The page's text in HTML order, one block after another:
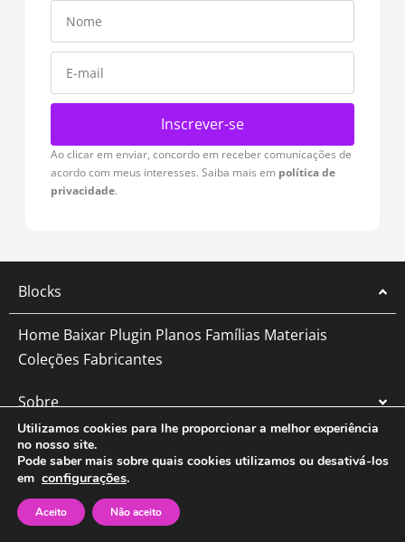
Inscrever-se
Ao clicar em enviar, concordo em receber comunicações de
acordo com meus interesses. Saiba mais em política de
privacidade.
Blocks
Home Baixar Plugin Planos Famílias Materiais
Coleções Fabricantes
Sobre
Empresas
Afiliados
Legal
Utilizamos cookies para lhe proporcionar a melhor experiência
no nosso site.
Pode saber mais sobre quais cookies utilizamos ou desativá-los
em configurações.
Aceito Não aceito